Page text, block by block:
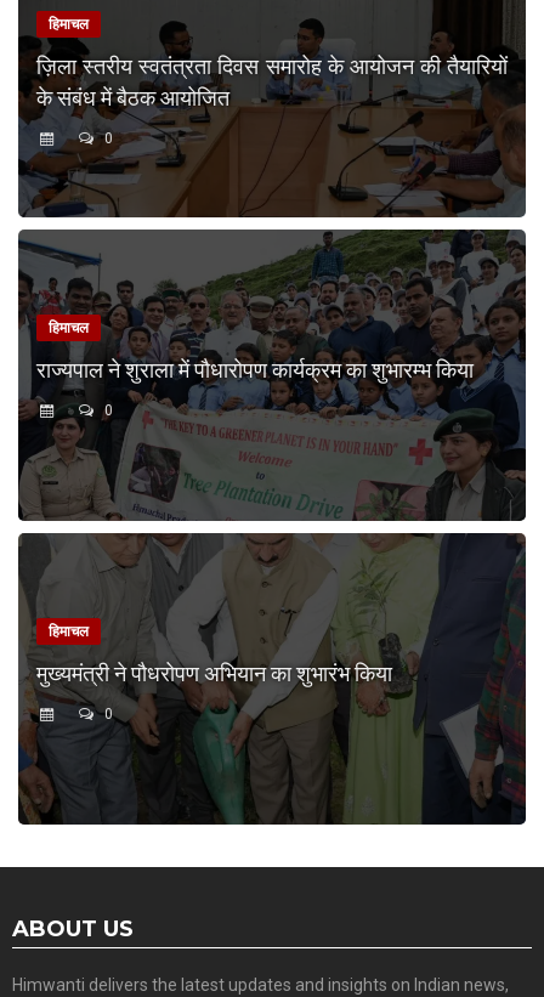
हिमाचल
ज़िला स्तरीय स्वतंत्रता दिवस समारोह के आयोजन की तैयारियों
के संबंध में बैठक आयोजित
0
हिमाचल
राज्यपाल ने शुराला में पौधारोपण कार्यक्रम का शुभारम्भ किया
0
हिमाचल
मुख्यमंत्री ने पौधरोपण अभियान का शुभारंभ किया
0
ABOUT US
Himwanti delivers the latest updates and insights on Indian news,